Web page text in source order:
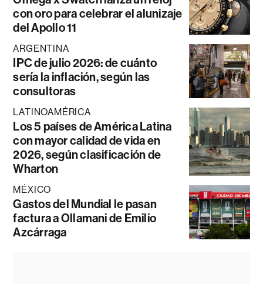
con oro para celebrar el alunizaje
del Apollo 11
ARGENTINA
IPC de julio 2026: de cuánto
sería la inflación, según las
consultoras
LATINOAMÉRICA
Los 5 países de América Latina
con mayor calidad de vida en
2026, según clasificación de
Wharton
MÉXICO
Gastos del Mundial le pasan
factura a Ollamani de Emilio
Azcárraga